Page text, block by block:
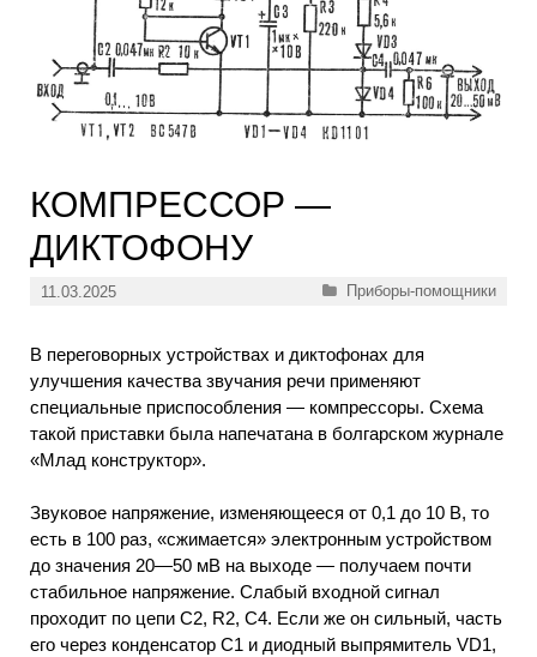
КОМПРЕССОР —
ДИКТОФОНУ
11.03.2025 Рубрики
Приборы-помощники
В переговорных устройствах и диктофонах для
улучшения качества звучания речи применяют
специальные приспособления — компрессоры. Схема
такой приставки была напечатана в болгарском журнале
«Млад конструктор».
Звуковое напряжение, изменяющееся от 0,1 до 10 В, то
есть в 100 раз, «сжимается» электронным устройством
до значения 20—50 мВ на выходе — получаем почти
стабильное напряжение. Слабый входной сигнал
проходит по цепи С2, R2, С4. Если же он сильный, часть
его через конденсатор С1 и диодный выпрямитель VD1,